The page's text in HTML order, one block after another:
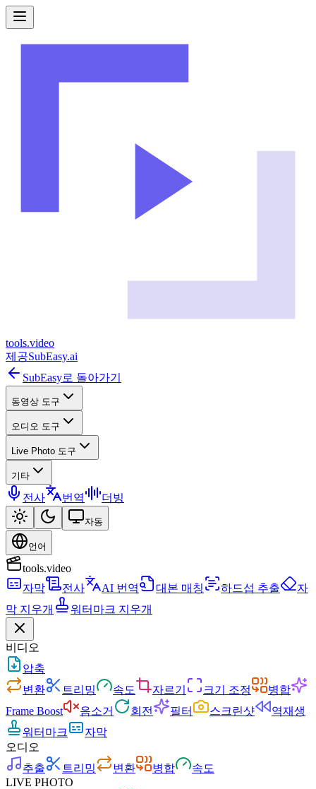
tools.video
제공SubEasy.ai
SubEasy로 돌아가기
동영상 도구
오디오 도구
Live Photo 도구
기타
전사 번역 더빙
자동
언어
tools.video
자막
전사 AI 번역 대본 매칭 하드섭 추출
자
막 지우개
워터마크 지우개
비디오
압축
변환
트리밍 속도 자르기 크기 조정
병합
Frame Boost
음소거 회전 필터 스크린샷
역재생
워터마크
자막
오디오
추출
트리밍 변환 병합
속도
LIVE PHOTO